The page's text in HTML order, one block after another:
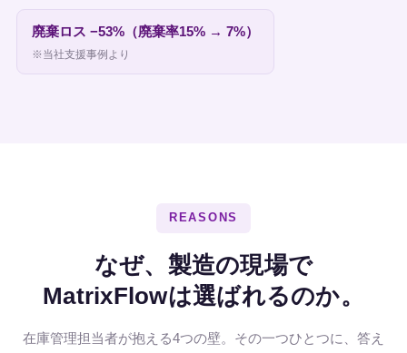
廃棄ロス −53%（廃棄率15% → 7%）
※当社支援事例より
REASONS
なぜ、製造の現場で
MatrixFlowは選ばれるのか。
在庫管理担当者が抱える4つの壁。その一つひとつに、答え